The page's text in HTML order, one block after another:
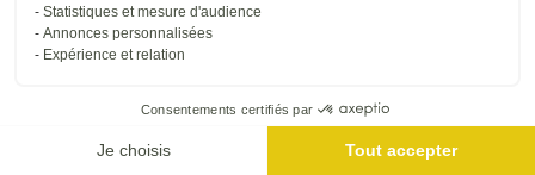
Statistiques et mesure d'audience
Annonces personnalisées
Expérience et relation
Consentements certifiés par
Je choisis Tout accepter
Gestion des cookies